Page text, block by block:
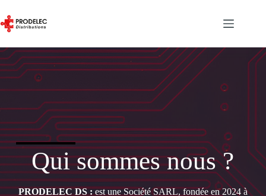
au
contenu
Qui sommes nous ?
PRODELEC DS :est une Société SARL, fondée en 2024 à